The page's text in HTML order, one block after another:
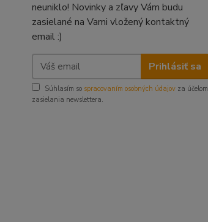
neuniklo! Novinky a zľavy Vám budu
zasielané na Vami vložený kontaktný
email :)
Prihlásiť sa
Súhlasím so spracovaním osobných údajov za účelom
zasielania newslettera.